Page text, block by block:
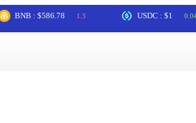
: $586.78 1.3 USDC : $1 0.04